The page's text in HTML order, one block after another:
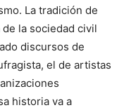
La tradición de
la sociedad civil
discursos de
el de artistas
historia va a